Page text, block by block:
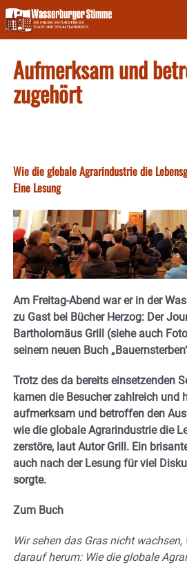
Skip
to
content
Aufmerksam und
zugehört
Wie die globale Agrarindustrie die
Eine Lesung
Am Freitag-Abend war er in der
zu Gast bei Bücher Herzog: Der
Bartholomäus Grill (siehe auch
seinem neuen Buch
Trotz des da bereits einsetzenden
kamen die Besucher zahlreich und
aufmerksam und betroffen den
wie die globale Agrarindustrie die
zerstöre, laut Autor Grill. Ein
auch nach der Lesung für viel
sorgte.
Zum Buch
Wir sehen das Gras nicht
darauf herum: Wie die globale